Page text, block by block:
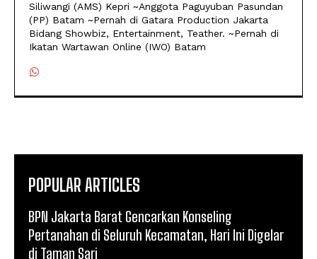
Siliwangi (AMS) Kepri ~Anggota Paguyuban Pasundan
(PP) Batam ~Pernah di Gatara Production Jakarta
Bidang Showbiz, Entertainment, Teather. ~Pernah di
Ikatan Wartawan Online (IWO) Batam
POPULAR ARTICLES
BPN Jakarta Barat Gencarkan Konseling
Pertanahan di Seluruh Kecamatan, Hari Ini Digelar
di Taman Sari